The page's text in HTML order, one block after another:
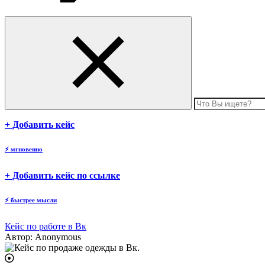
body
+ Добавить кейс
⚡ мгновенно
body
+ Добавить кейс по ссылке
⚡ быстрее мысли
Кейс по работе в Вк
Автор: Anonymous